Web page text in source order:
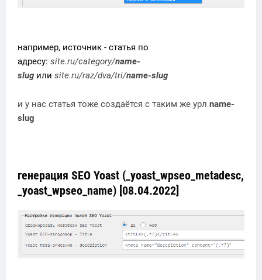
например, источник - статья по
адресу: site.ru/category/name-
slug или site.ru/raz/dva/tri/name-slug
и у нас статья тоже создаётся с таким же урл name-
slug
генерация SEO Yoast (_yoast_wpseo_metadesc,
_yoast_wpseo_name) [08.04.2022]